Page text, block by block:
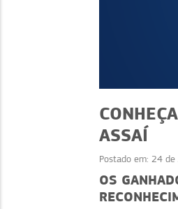
ASSAÍ
Postado em: 24 de
OS
e confiança: 9